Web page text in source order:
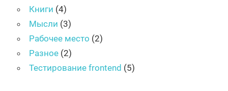
Книги (4)
Мысли (3)
Рабочее место (2)
Разное (2)
Тестирование frontend (5)